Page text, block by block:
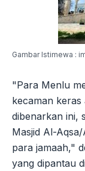
Gambar Istimewa :
"Para Menlu
kecaman keras
dibenarkan ini,
Masjid Al-
para jamaah,"
yang dipantau